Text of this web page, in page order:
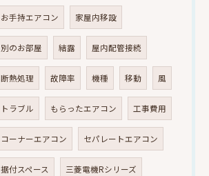
お手持エアコン 家屋内移設
別のお部屋 結露 屋内配管接続
断熱処理 故障率 機種 移動 風
トラブル もらったエアコン 工事費用
コーナーエアコン セパレートエアコン
据付スペース 三菱電機Rシリーズ